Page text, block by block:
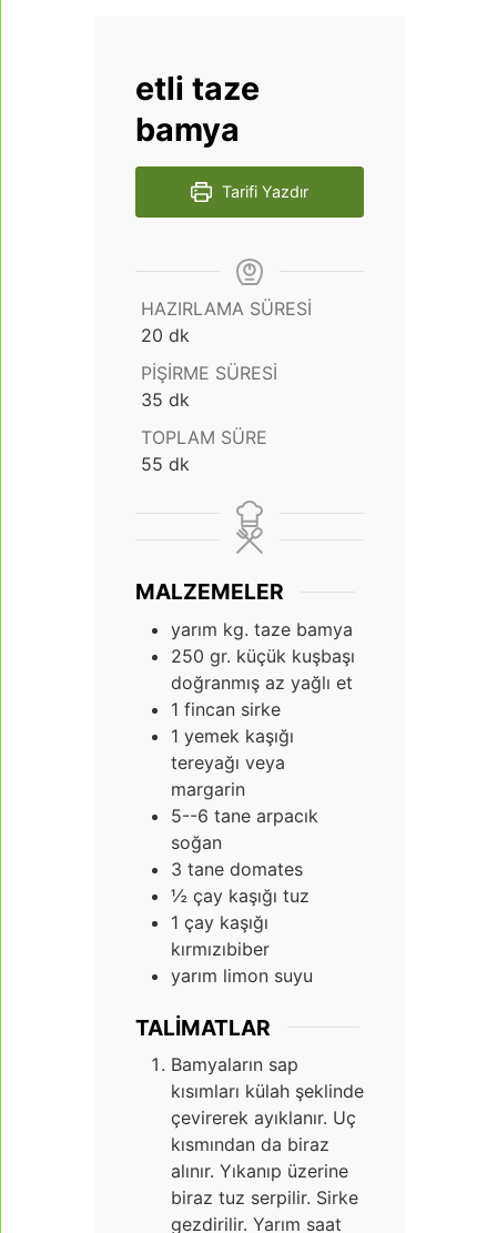
etli taze
bamya
Tarifi Yazdır
HAZIRLAMA SÜRESI
20 dakika
dk
PIŞIRME SÜRESI
35 dakika
dk
TOPLAM SÜRE
55 dakika
dk
MALZEMELER
yarım kg. taze bamya
250 gr. küçük kuşbaşı
doğranmış az yağlı et
1 fincan sirke
1 yemek kaşığı
tereyağı veya
margarin
5--6 tane arpacık
soğan
3 tane domates
½ çay kaşığı tuz
1 çay kaşığı
kırmızıbiber
yarım limon suyu
TALIMATLAR
Bamyaların sap
kısımları külah şeklinde
çevirerek ayıklanır. Uç
kısmından da biraz
alınır. Yıkanıp üzerine
biraz tuz serpilir. Sirke
gezdirilir. Yarım saat